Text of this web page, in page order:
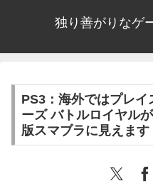
独り善がりなゲ
PS3：海外ではプレ
ーズ バトルロイヤル
版スマブラに見えます